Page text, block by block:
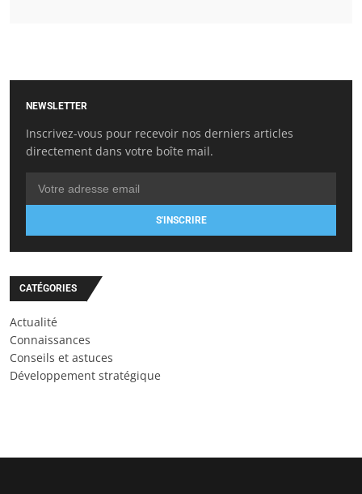
NEWSLETTER
Inscrivez-vous pour recevoir nos derniers articles
directement dans votre boîte mail.
S'INSCRIRE
CATÉGORIES
Actualité
Connaissances
Conseils et astuces
Développement stratégique